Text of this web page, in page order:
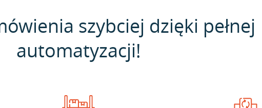
szybciej dzięki pełnej
automatyzacji!